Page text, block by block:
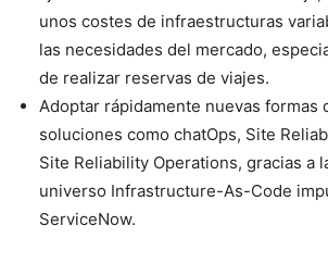
unos costes de infraestructuras
las necesidades del mercado,
de realizar reservas de viajes.
Adoptar rápidamente nuevas formas
soluciones como chatOps, Site
Site Reliability Operations, gracias a
universo Infrastructure-As-Code
ServiceNow.